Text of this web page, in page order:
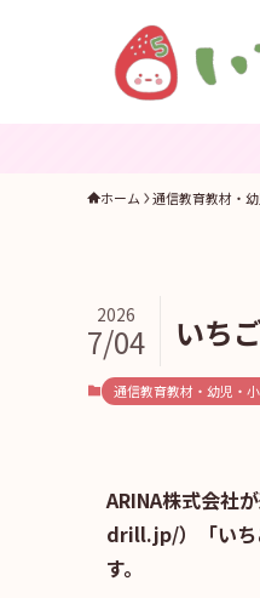
ホーム 通信教育教材・
いち
2026
7/04
通信教育教材・幼児・
ARINA株式会社
drill.jp/）「いち
す。